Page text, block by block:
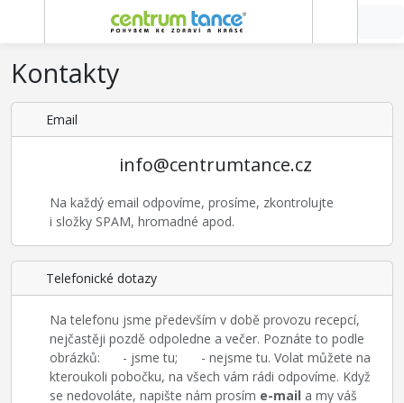
Kontakty
Email
info@centrumtance.cz
Na každý email odpovíme, prosíme, zkontrolujte
i složky SPAM, hromadné apod.
Telefonické dotazy
Na telefonu jsme především v době provozu recepcí,
nejčastěji pozdě odpoledne a večer. Poznáte to podle
obrázků:
- jsme tu;
- nejsme tu. Volat můžete na
kteroukoli pobočku, na všech vám rádi odpovíme. Když
se nedovoláte, napište nám prosím e-mail a my váš